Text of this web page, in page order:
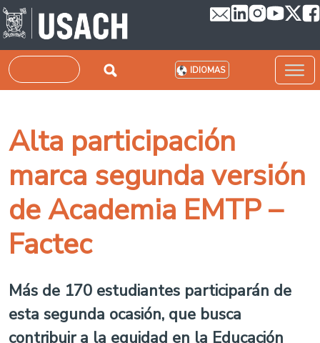
Pasar al contenido principal
Buscar IDIOMAS
Alta participación
marca segunda versión
de Academia EMTP –
Factec
Más de 170 estudiantes participarán de
esta segunda ocasión, que busca
contribuir a la equidad en la Educación